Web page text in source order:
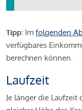
Tipp: Im folgenden
verfügbares
berechnen können.
Laufzeit
Je länger die